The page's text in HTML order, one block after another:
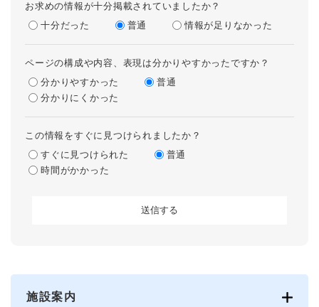
お求めの情報が十分掲載されていましたか？
十分だった
普通 情報が足りなかった
ページの構成や内容、表現は分かりやすかったですか？
分かりやすかった
普通
分かりにくかった
この情報をすぐに見つけられましたか？
すぐに見つけられた
普通
時間がかかった
施設案内